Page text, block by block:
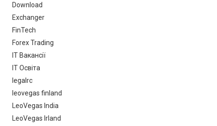
Download
Exchanger
FinTech
Forex Trading
IT Вакансії
IT Освіта
legalrc
leovegas finland
LeoVegas India
LeoVegas Irland